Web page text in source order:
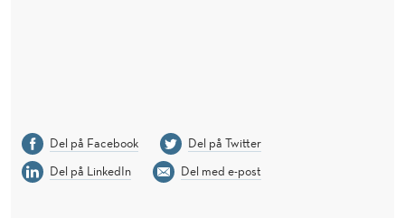
Del på Facebook
Del på Twitter
Del på LinkedIn
Del med e-post